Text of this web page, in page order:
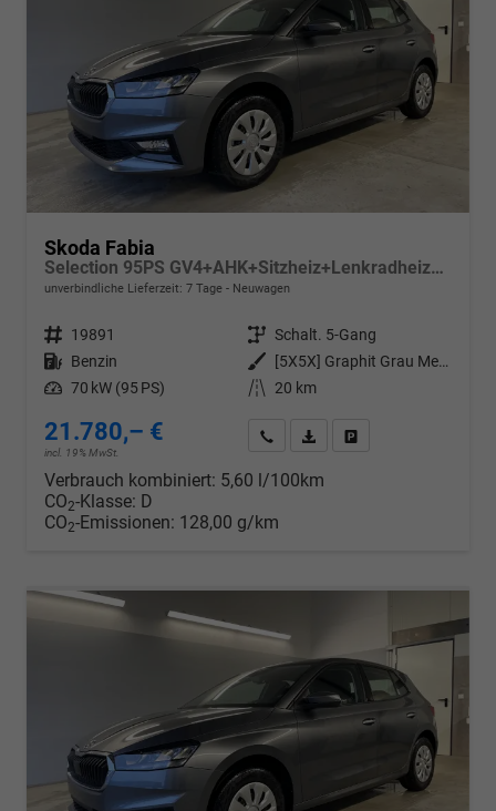
Skoda Fabia
Selection 95PS GV4+AHK+Sitzheiz+Lenkradheiz+Climatronic+Tempomat+PDC
unverbindliche Lieferzeit: 7 Tage Neuwagen
Fahrzeugnr. 19891 Getriebe Schalt. 5-Gang
Kraftstoff Benzin Außenfarbe
[5X5X] Graphit Grau Metallic
Leistung 70 kW (95 PS) Kilometerstand 20 km
21.780,– €
incl. 19% MwSt.
Wir rufen Sie anPDF-Datei, Fahrzeugexposé
Verbrauch kombiniert: 5,60 l/100km
CO2-Klasse: D
CO2-Emissionen: 128,00 g/km